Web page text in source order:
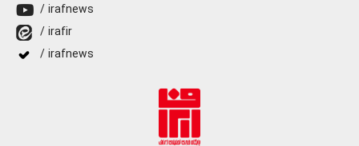
/ irafnews
/ irafir
/ irafnews